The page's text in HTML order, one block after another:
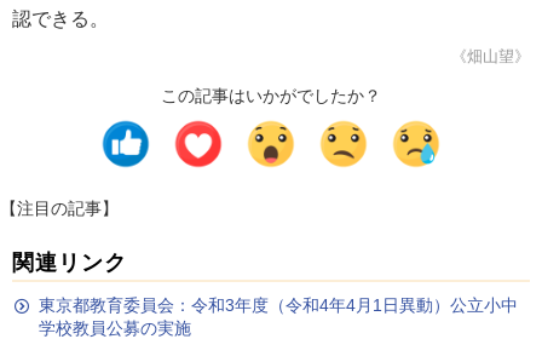
認できる。
《畑山望》
この記事はいかがでしたか？
【注目の記事】
関連リンク
東京都教育委員会：令和3年度（令和4年4月1日異動）公立小中
学校教員公募の実施